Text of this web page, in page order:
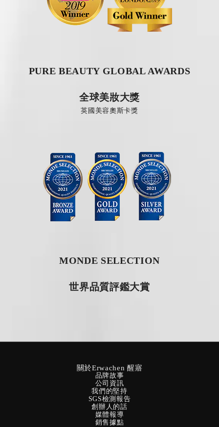
PURE BEAUTY GLOBAL AWARDS
全球美妝大獎
英國美容奧斯卡獎
MONDE SELECTION
世界品質評鑑大賞
關於Erwachen 醒寤
品牌故事
公司資訊
我們的堅持
SGS檢測報告
創辦人的話
媒體報導
銷售據點